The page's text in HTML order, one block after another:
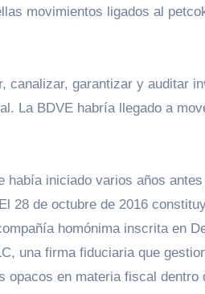
movimientos ligados al
canalizar, garantizar y auditar
La BDVE habría llegado a
había iniciado varios años
28 de octubre de 2016
homónima inscrita en
una firma fiduciaria que
en materia fiscal dentro